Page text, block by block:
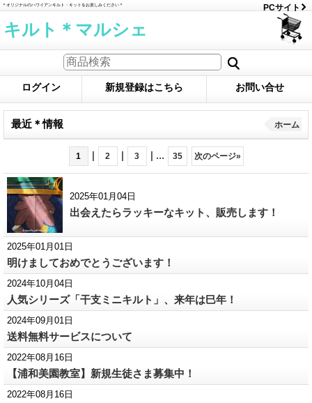
＊オリジナルのハワイアンキルト・キットをお楽しみください＊ PCサイト
キルト＊マルシェ
ログイン 新規登録はこちら お問い合せ
最近＊情報 ホーム
1 | 2 | 3 | ... 35 次のページ»
2025年01月04日
出会えたらラッキーなキット、販売します！
2025年01月01日
明けましておめでとうございます！
2024年10月04日
人気シリーズ「干支ミニキルト」、来年は巳年！
2024年09月01日
送料無料サービスについて
2022年08月16日
【浦和美園教室】新規生徒さま募集中！
2022年08月16日